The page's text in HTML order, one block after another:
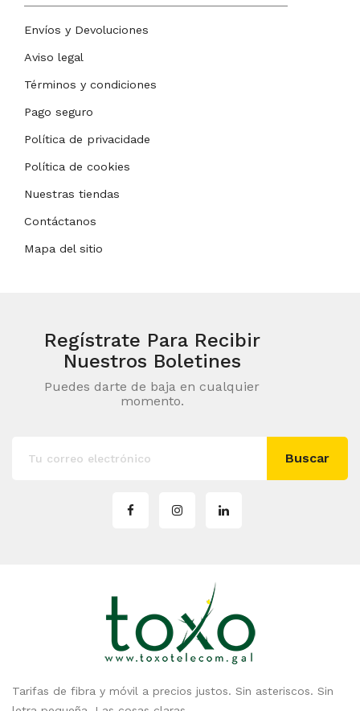
Envíos y Devoluciones
Aviso legal
Términos y condiciones
Pago seguro
Política de privacidade
Política de cookies
Nuestras tiendas
Contáctanos
Mapa del sitio
Regístrate Para Recibir
Nuestros Boletines
Puedes darte de baja en cualquier
momento.
Buscar
Tarifas de fibra y móvil a precios justos. Sin asteriscos. Sin